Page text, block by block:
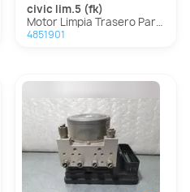
civic lim.5 (fk)
Motor Limpia Trasero Para Honda Civic Lim.5
4851901